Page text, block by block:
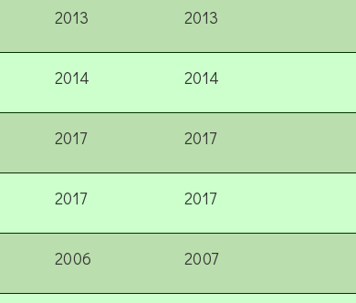
2013 2013
2014 2014
2017 2017
2017 2017
2006 2007